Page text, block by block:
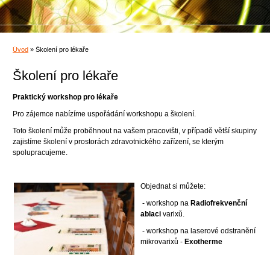
Úvod » Školení pro lékaře
Školení pro lékaře
Praktický workshop pro lékaře
Pro zájemce nabízíme uspořádání workshopu a školení.
Toto školení může proběhnout na vašem pracovišti, v případě větší skupiny
zajistíme školení v prostorách zdravotnického zařízení, se kterým
spolupracujeme.
Objednat si můžete:
- workshop na Radiofrekvenční
ablaci varixů.
- workshop na laserové odstranění
mikrovarixů - Exotherme